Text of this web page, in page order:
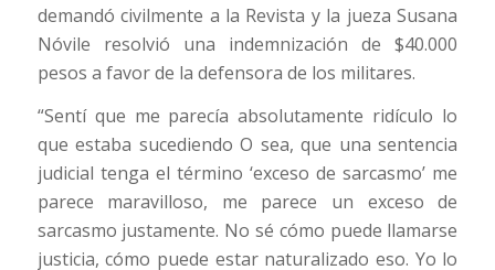
demandó civilmente a la Revista y la jueza Susana
Nóvile resolvió una indemnización de $40.000
pesos a favor de la defensora de los militares.
“Sentí que me parecía absolutamente ridículo lo
que estaba sucediendo O sea, que una sentencia
judicial tenga el término ‘exceso de sarcasmo’ me
parece maravilloso, me parece un exceso de
sarcasmo justamente. No sé cómo puede llamarse
justicia, cómo puede estar naturalizado eso. Yo lo